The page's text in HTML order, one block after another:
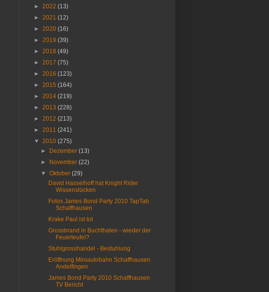
► 2022 (13)
► 2021 (12)
► 2020 (16)
► 2019 (39)
► 2018 (49)
► 2017 (75)
► 2016 (123)
► 2015 (164)
► 2014 (219)
► 2013 (228)
► 2012 (213)
► 2011 (241)
▼ 2010 (275)
►
Dezember(13)
►
November(22)
▼Oktober(29)
David Hasselhoff hat Knight Rider
Wissenslücken
Fotos James Bond Party 2010 TapTab
Schaffhausen
Krake Paul ist tot
Grossbrand in Buchthalen - wieder der
Feuerteufel?
Stuhlgrosshandel - Bestuhlung
Eröffnung Miniautobahn Schaffhausen
Andelfingen
James Bond Party 2010 Schaffhausen
TV Bericht